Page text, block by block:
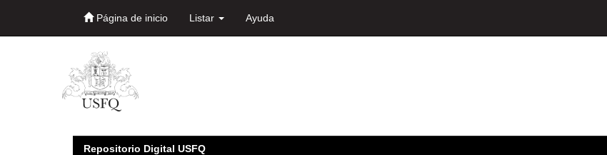
Página de inicio Listar Ayuda
Repositorio Digital USFQ